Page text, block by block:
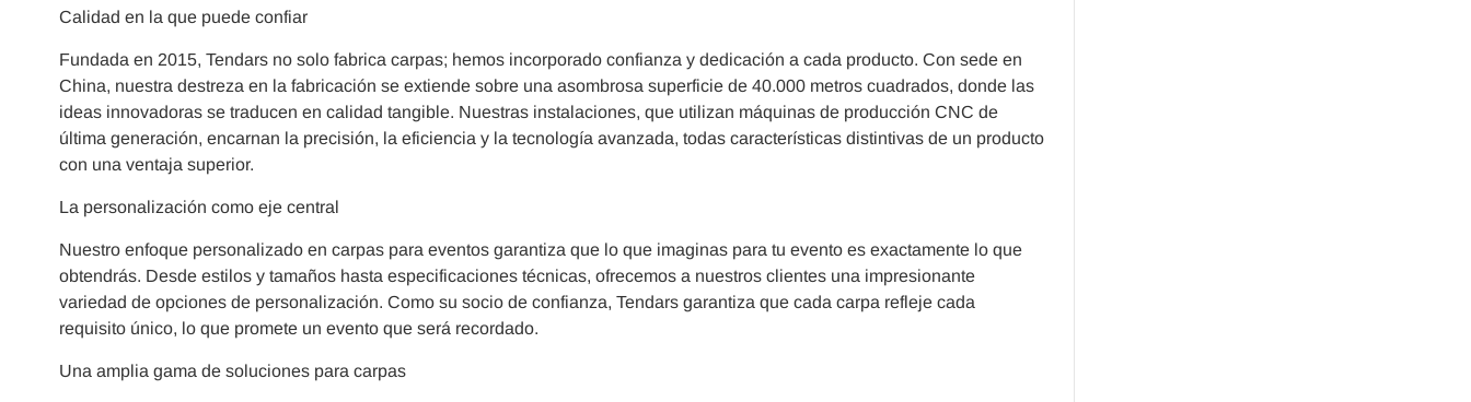
Calidad en la que puede confiar
Fundada en 2015, Tendars no solo fabrica carpas; hemos incorporado confianza y dedicación a cada producto. Con sede en
China, nuestra destreza en la fabricación se extiende sobre una asombrosa superficie de 40.000 metros cuadrados, donde las
ideas innovadoras se traducen en calidad tangible. Nuestras instalaciones, que utilizan máquinas de producción CNC de
última generación, encarnan la precisión, la eficiencia y la tecnología avanzada, todas características distintivas de un producto
con una ventaja superior.
La personalización como eje central
Nuestro enfoque personalizado en carpas para eventos garantiza que lo que imaginas para tu evento es exactamente lo que
obtendrás. Desde estilos y tamaños hasta especificaciones técnicas, ofrecemos a nuestros clientes una impresionante
variedad de opciones de personalización. Como su socio de confianza, Tendars garantiza que cada carpa refleje cada
requisito único, lo que promete un evento que será recordado.
Una amplia gama de soluciones para carpas